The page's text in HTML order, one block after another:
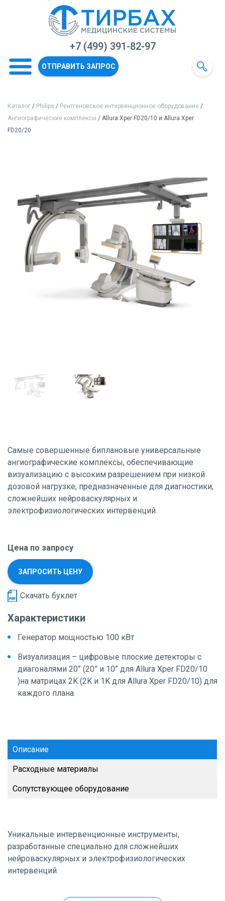
+7 (499) 391-82-97
ОТПРАВИТЬ ЗАПРОС
Каталог / Philips / Рентгеновское интервенционное оборудование /
Ангиографические комплексы / Allura Xper FD20/10 и Allura Xper
FD20/20
Самые совершенные биплановые универсальные
ангиографические комплексы, обеспечивающие
визуализацию с высоким разрешением при низкой
дозовой нагрузке, предназначенные для диагностики,
сложнейших нейроваскулярных и
электрофизиологических интервенций.
Цена по запросу
ЗАПРОСИТЬ ЦЕНУ
Скачать буклет
Характеристики
Генератор мощностью 100 кВт
Визуализация – цифровые плоские детекторы с
диагоналями 20” (20” и 10” для Allura Xper FD20/10
)на матрицах 2K (2K и 1K для Allura Xper FD20/10) для
каждого плана.
Описание
Расходные материалы
Сопутствующее оборудование
Уникальные интервенционные инструменты,
разработанные специально для сложнейших
нейроваскулярных и электрофизиологических
интервенций.